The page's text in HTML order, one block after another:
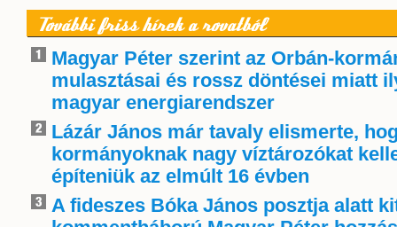
További friss hírek a rovatból
Magyar Péter szerint az Orbán-
mulasztásai és rossz döntései miatt
magyar energiarendszer
Lázár János már tavaly elismerte,
kormányoknak nagy víztározókat
építeniük az elmúlt 16 évben
A fideszes Bóka János posztja alatt